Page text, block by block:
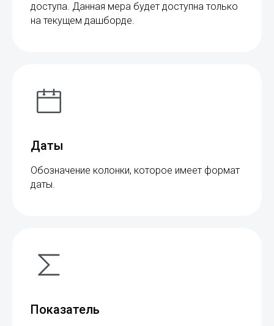
доступа. Данная мера будет доступна только
на текущем дашборде.
Даты
Обозначение колонки, которое имеет формат
даты.
Показатель